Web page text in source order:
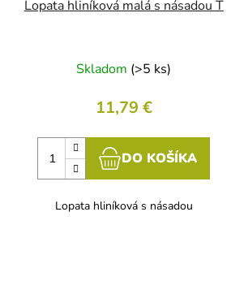
Lopata hliníková malá s násadou T
Skladom (>5 ks)
11,79 €
DO KOŠÍKA
Lopata hliníková s násadou